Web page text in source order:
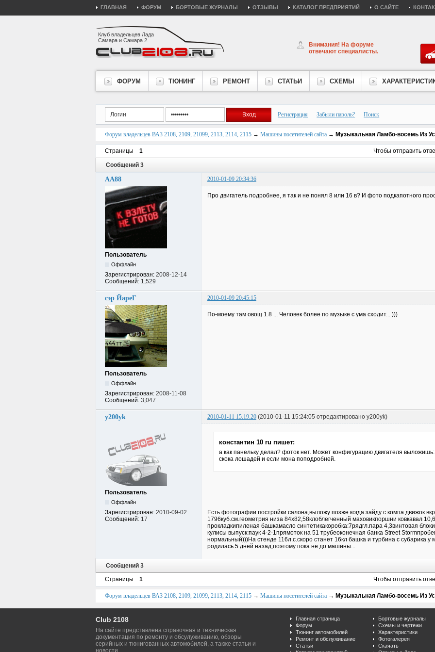
ГЛАВНАЯ ФОРУМ БОРТОВЫЕ ЖУРНАЛЫ ОТЗЫВЫ КАТАЛОГ ПРЕДПРИЯТИЙ О САЙТЕ
Клуб владельцев Лада
Самара и Самара 2.
Внимания! На форуме
отвечают специалисты.
ФОРУМ ТЮНИНГ РЕМОНТ СТАТЬИ СХЕМЫ
Регистрация Забыли пароль? Поиск
Форум владельцев ВАЗ 2108, 2109, 21099, 2113, 2114, 2115 → Машины посетителей сайта → Музыкальная Ламбо-восемь Из
Страницы 1 Чтобы отправить
Сообщений 3
АА88 2010-01-09 20:34:36
Пользователь
Оффлайн
Зарегистрирован: 2008-12-14
Сообщений: 1,529
Про двигатель подробнее, я так и не понял 8 или 16 в? И фото подкапотного
сэр ЙареГ 2010-01-09 20:45:15
Пользователь
Оффлайн
Зарегистрирован: 2008-11-08
Сообщений: 3,047
По-моему там овощ 1.8 ... Человек более по музыке с ума сходит... )))
y200yk 2010-01-11 15:19:20 (2010-01-11 15:24:05 отредактировано y200yk)
Пользователь
Оффлайн
Зарегистрирован: 2010-09-02
Сообщений: 17
константин 10 ru пишет:
а как панельку делал? фоток нет. Может конфигурацию двигателя
скока лошадей и если мона поподробней.
Есть фотографии постройки салона,выложу позже когда зайду с компа.движок
1796куб.см.геометрия низа 84х82,58клоблегченный маховикпоршни ковкавал
прокладкипиленая башкамасло синтетикакоробка:7рядгл.пара 4,3винтовая
кулисы выпуск:паук 4-2-1прямоток на 51 трубеоконечная банка Street
нормальный)))На стенде 116л.с.скоро станет 16кл башка и турбина с субарика.у
родилась 5 дней назад,поэтому пока не до машины...
Сообщений 3
Страницы
1 Чтобы отправить
Форум владельцев ВАЗ 2108, 2109, 21099, 2113, 2114, 2115 → Машины посетителей сайта → Музыкальная Ламбо-восемь Из
Club 2108
На сайте представлена справочная и техническая
документация по ремонту и обсулуживанию, обзоры
серийных и тюнигованных автомобилей, а также статьи и
новости.
Главная страница
Форум
Тюнинг автомобилей
Ремонт и обслуживание
Статьи
Бортовые журналы
Схемы и чертежи
Характеристики
Фотогалерея
Скачать